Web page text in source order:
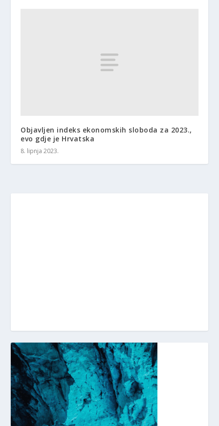
Objavljen indeks ekonomskih sloboda za 2023.,
evo gdje je Hrvatska
8. lipnja 2023.